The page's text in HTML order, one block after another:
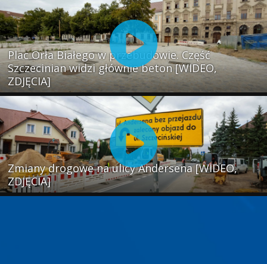
Plac Orła Białego w przebudowie. Część
Szczecinian widzi głównie beton [WIDEO,
ZDJĘCIA]
Zmiany drogowe na ulicy Andersena [WIDEO,
ZDJĘCIA]